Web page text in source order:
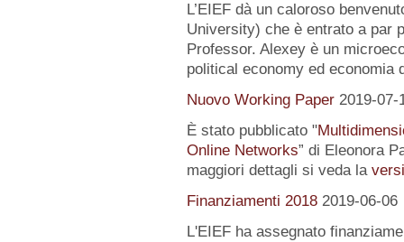
L’EIEF dà un caloroso
University) che è entrato a par
Professor. Alexey è un
political economy ed
Nuovo Working Paper 2019-07-
È stato pubblicato "
Online Networks” di Eleonora
maggiori dettagli si veda la
Finanziamenti 2018 2019-06-06
L'EIEF ha assegnato